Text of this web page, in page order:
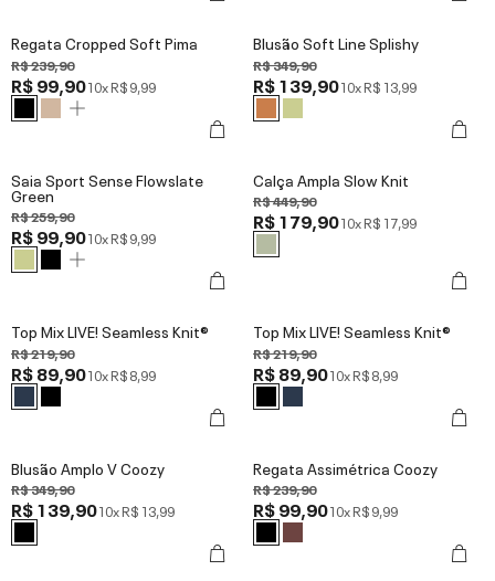
Regata Cropped Soft Pima
R$ 239,90
R$ 99,9010xR$ 9,99
Blusão Soft Line Splishy
R$ 349,90
R$ 139,9010xR$ 13,99
Saia Sport Sense Flowslate
Green
R$ 259,90
R$ 99,9010xR$ 9,99
Calça Ampla Slow Knit
R$ 449,90
R$ 179,9010xR$ 17,99
Top Mix LIVE! Seamless Knit®
R$ 219,90
R$ 89,9010xR$ 8,99
Top Mix LIVE! Seamless Knit®
R$ 219,90
R$ 89,9010xR$ 8,99
Blusão Amplo V Coozy
R$ 349,90
R$ 139,9010xR$ 13,99
Regata Assimétrica Coozy
R$ 239,90
R$ 99,9010xR$ 9,99